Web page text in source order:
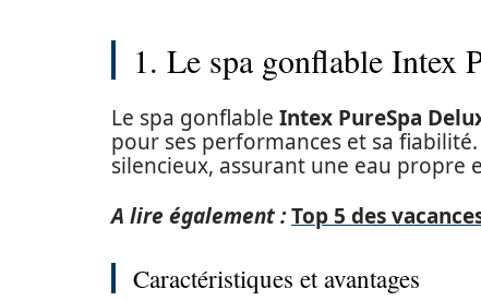
1. Le spa gonflable Intex
Le spa gonflable Intex PureSpa
pour ses performances et sa
silencieux, assurant une eau propre
A lire également :Top 5 des
Caractéristiques et avantages